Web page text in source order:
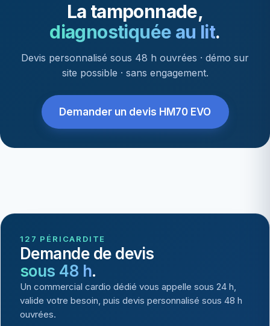
La tamponnade,
diagnostiquée au lit.
Devis personnalisé sous 48 h ouvrées · démo sur
site possible · sans engagement.
Demander un devis HM70 EVO
127 PÉRICARDITE
Demande de devis
sous 48 h.
Un commercial cardio dédié vous appelle sous 24 h,
valide votre besoin, puis devis personnalisé sous 48 h
ouvrées.